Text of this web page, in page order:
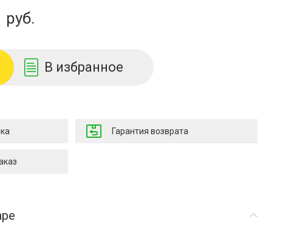
руб.
В избранное
Гарантия возврата